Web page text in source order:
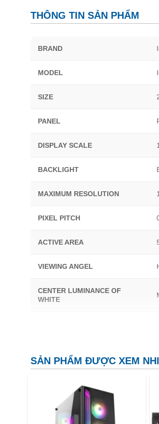
THÔNG TIN SẢN PHẨM
BRAND
MODEL
SIZE
PANEL
DISPLAY SCALE
BACKLIGHT
MAXIMUM RESOLUTION
PIXEL PITCH
ACTIVE AREA
VIEWING ANGEL
CENTER LUMINANCE OF
WHITE
TIME (MPRT)
SUPPORT SOFTWARE
SẢN PHẨM ĐƯỢC XEM